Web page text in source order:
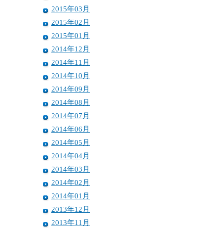
2015年03月
2015年02月
2015年01月
2014年12月
2014年11月
2014年10月
2014年09月
2014年08月
2014年07月
2014年06月
2014年05月
2014年04月
2014年03月
2014年02月
2014年01月
2013年12月
2013年11月